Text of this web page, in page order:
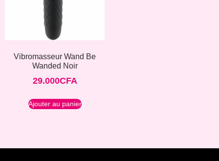
Vibromasseur Wand Be
Wanded Noir
29.000CFA
Ajouter au panier